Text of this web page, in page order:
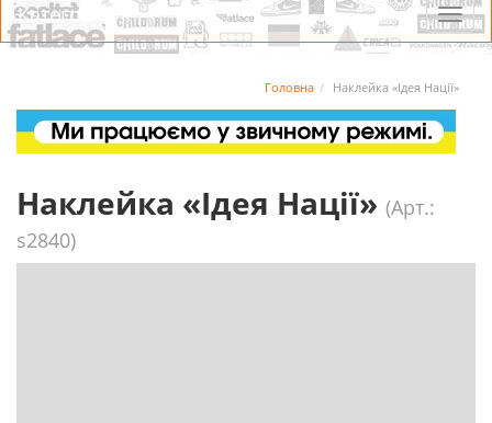
Категорії
Головна Наклейка «Ідея Нації»
Наклейка «Ідея Нації» (Арт.:
s2840)